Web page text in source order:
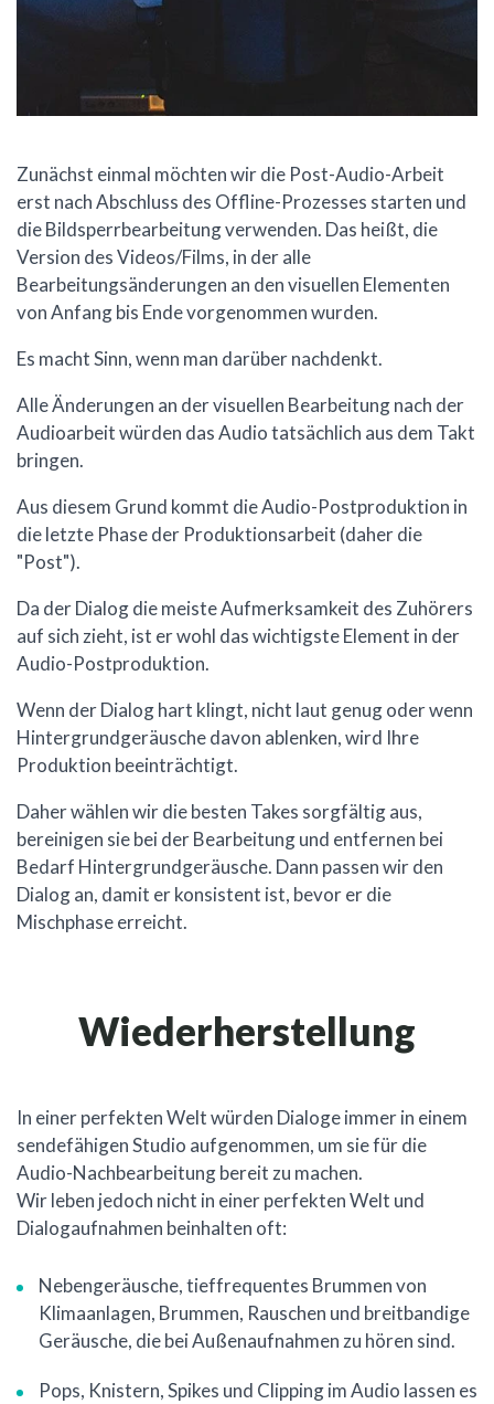
Zunächst einmal möchten wir die Post-Audio-Arbeit
erst nach Abschluss des Offline-Prozesses starten und
die Bildsperrbearbeitung verwenden. Das heißt, die
Version des Videos/Films, in der alle
Bearbeitungsänderungen an den visuellen Elementen
von Anfang bis Ende vorgenommen wurden.
Es macht Sinn, wenn man darüber nachdenkt.
Alle Änderungen an der visuellen Bearbeitung nach der
Audioarbeit würden das Audio tatsächlich aus dem Takt
bringen.
Aus diesem Grund kommt die Audio-Postproduktion in
die letzte Phase der Produktionsarbeit (daher die
"Post").
Da der Dialog die meiste Aufmerksamkeit des Zuhörers
auf sich zieht, ist er wohl das wichtigste Element in der
Audio-Postproduktion.
Wenn der Dialog hart klingt, nicht laut genug oder wenn
Hintergrundgeräusche davon ablenken, wird Ihre
Produktion beeinträchtigt.
Daher wählen wir die besten Takes sorgfältig aus,
bereinigen sie bei der Bearbeitung und entfernen bei
Bedarf Hintergrundgeräusche. Dann passen wir den
Dialog an, damit er konsistent ist, bevor er die
Mischphase erreicht.
Wiederherstellung
In einer perfekten Welt würden Dialoge immer in einem
sendefähigen Studio aufgenommen, um sie für die
Audio-Nachbearbeitung bereit zu machen.
Wir leben jedoch nicht in einer perfekten Welt und
Dialogaufnahmen beinhalten oft:
Nebengeräusche, tieffrequentes Brummen von
Klimaanlagen, Brummen, Rauschen und breitbandige
Geräusche, die bei Außenaufnahmen zu hören sind.
Pops, Knistern, Spikes und Clipping im Audio lassen es